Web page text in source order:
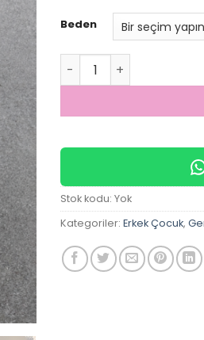
Beden
La’ciel Paris Erkek
Stok kodu: Yok
Kategoriler: Erkek Çocuk,